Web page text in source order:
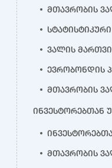
მთავრობის
ვალის
ევრობონდის
მთავრობის
ინვესტორებთან
მთავრობის